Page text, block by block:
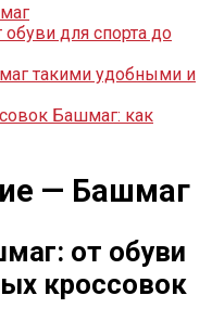
для спорта до
такими удобными и
Башмаг: как
— Башмаг
от обуви
кроссовок